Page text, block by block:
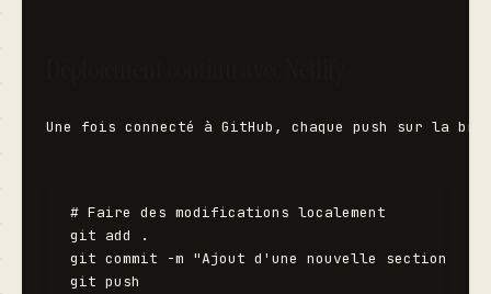
Une fois connecté à GitHub, chaque push sur la
# Faire des modifications localement
git add .
git commit -m "Ajout d'une nouvelle section"
git push